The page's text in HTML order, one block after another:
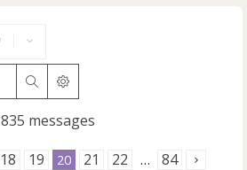
RechercherRecherche avancée
835 messages
18 19 20 21 22 … 84